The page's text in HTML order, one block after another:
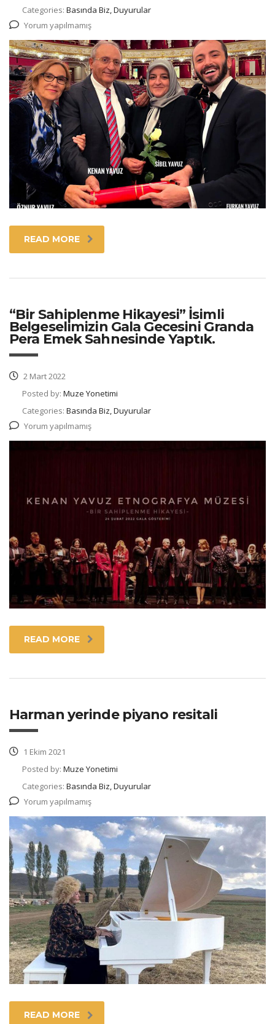
Categories: Basında Biz, Duyurular
Yorum yapılmamış
READ MORE
“Bir Sahiplenme Hikayesi” İsimli
Belgeselimizin Gala Gecesini Granda
Pera Emek Sahnesinde Yaptık.
2 Mart 2022
Posted by: Muze Yonetimi
Categories: Basında Biz, Duyurular
Yorum yapılmamış
READ MORE
Harman yerinde piyano resitali
1 Ekim 2021
Posted by: Muze Yonetimi
Categories: Basında Biz, Duyurular
Yorum yapılmamış
READ MORE